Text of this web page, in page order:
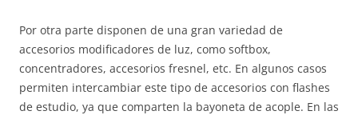
Por otra parte disponen de una gran variedad de
accesorios modificadores de luz, como softbox,
concentradores, accesorios fresnel, etc. En algunos casos
permiten intercambiar este tipo de accesorios con flashes
de estudio, ya que comparten la bayoneta de acople. En las